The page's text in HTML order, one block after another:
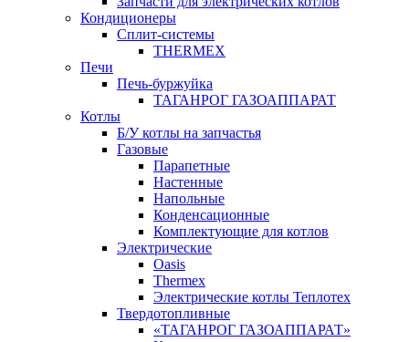
Кондиционеры
Сплит-системы
THERMEX
Печи
Печь-буржуйка
ТАГАНРОГ ГАЗОАППАРАТ
Котлы
Б/У котлы на запчастья
Газовые
Парапетные
Настенные
Напольные
Конденсационные
Комплектующие для котлов
Электрические
Oasis
Thermex
Электрические котлы Теплотех
Твердотопливные
«ТАГАНРОГ ГАЗОАППАРАТ»